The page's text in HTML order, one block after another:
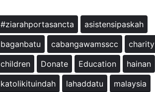
#ziarahportasancta
asistensipaskah
baganbatu
cabangawamsscc
charity
children
Donate Education
hainan
katolikituindah
lahaddatu
malaysia